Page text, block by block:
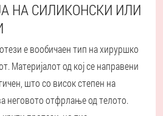
НА СИЛИКОНСКИ ИЛИ
е вообичаен тип на хируршко
Материјалот од кој се направени
што со висок степен на
неговото отфрлање од телото.